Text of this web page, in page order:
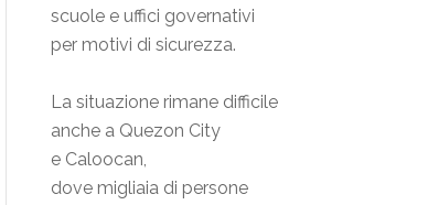
scuole e uffici governativi
per motivi di sicurezza.
La situazione rimane difficile
anche a Quezon City
e Caloocan,
dove migliaia di persone